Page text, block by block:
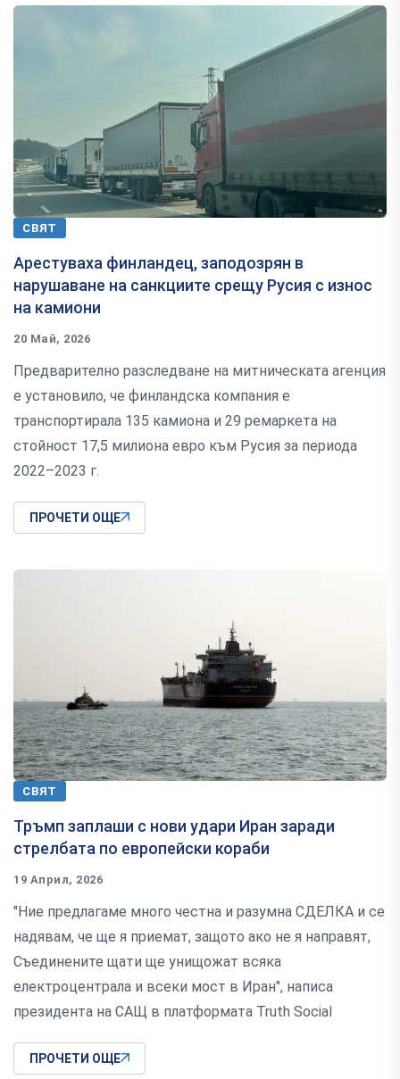
СВЯТ
Арестуваха финландец, заподозрян в
нарушаване на санкциите срещу Русия с износ
на камиони
20 Май, 2026
Предварително разследване на митническата агенция
е установило, че финландска компания е
транспортирала 135 камиона и 29 ремаркета на
стойност 17,5 милиона евро към Русия за периода
2022–2023 г.
ПРОЧЕТИ ОЩЕ
СВЯТ
Тръмп заплаши с нови удари Иран заради
стрелбата по европейски кораби
19 Април, 2026
"Ние предлагаме много честна и разумна СДЕЛКА и се
надявам, че ще я приемат, защото ако не я направят,
Съединените щати ще унищожат всяка
електроцентрала и всеки мост в Иран", написа
президента на САЩ в платформата Truth Social
ПРОЧЕТИ ОЩЕ